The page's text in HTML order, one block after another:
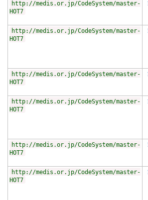
http://medis.or.jp/CodeSystem/master-
HOT7
http://medis.or.jp/CodeSystem/master-
HOT7
http://medis.or.jp/CodeSystem/master-
HOT7
http://medis.or.jp/CodeSystem/master-
HOT7
http://medis.or.jp/CodeSystem/master-
HOT7
http://medis.or.jp/CodeSystem/master-
HOT7